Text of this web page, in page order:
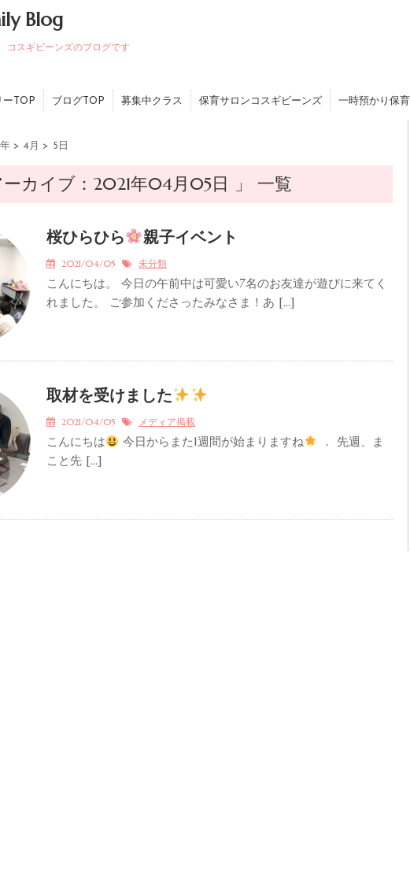
Blog
スギビーンズのブログです
ーTOP ブログTOP 募集中クラス 保育サロンコスギビーンズ 一時預かり保育
> 4月 > 5日
ーカイブ：2021年04月05日 」 一覧
桜ひらひら 親子イベント
2021/04/05 未分類
こんにちは。 今日の午前中は可愛い7名のお友達が遊びに来てく
れました。 ご参加くださったみなさま！あ […]
取材を受けました
2021/04/05 メディア掲載
こんにちは 今日からまた1週間が始まりますね
． 先週、ま
こと先 […]